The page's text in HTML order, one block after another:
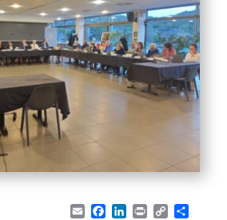
EmailFacebook
LinkedIn
PrintCopy